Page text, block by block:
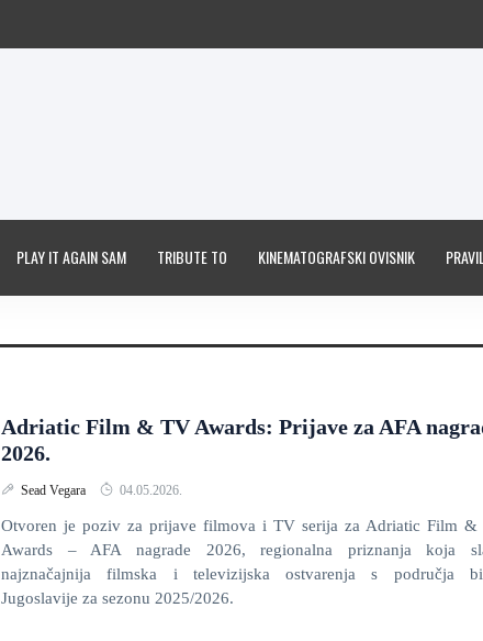
PLAY IT AGAIN SAM TRIBUTE TO KINEMATOGRAFSKI OVISNIK
Adriatic Film & TV Awards: Prijave za AFA
2026.
Sead Vegara 04.05.2026.
Otvoren je poziv za prijave filmova i TV serija za Adriatic Film &
Awards – AFA nagrade 2026, regionalna priznanja koja
najznačajnija filmska i televizijska ostvarenja s područja
Jugoslavije za sezonu 2025/2026.